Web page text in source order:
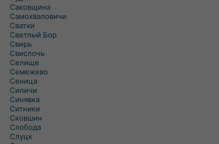
Саковщина
Самохваловичи
Сватки
Светлый Бор
Свирь
Свислочь
Селище
Семежево
Сеница
Силичи
Синявка
Ситники
Сковшин
Слобода
Слуцк